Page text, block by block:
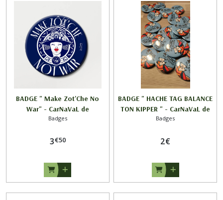
BADGE " Make Zot'Che No
War" - CarNaVaL de
DunKerQue
Badges
3€50
BADGE " HACHE TAG BALANCE
TON KIPPER " - CarNaVaL de
DunKerQue
Badges
2€